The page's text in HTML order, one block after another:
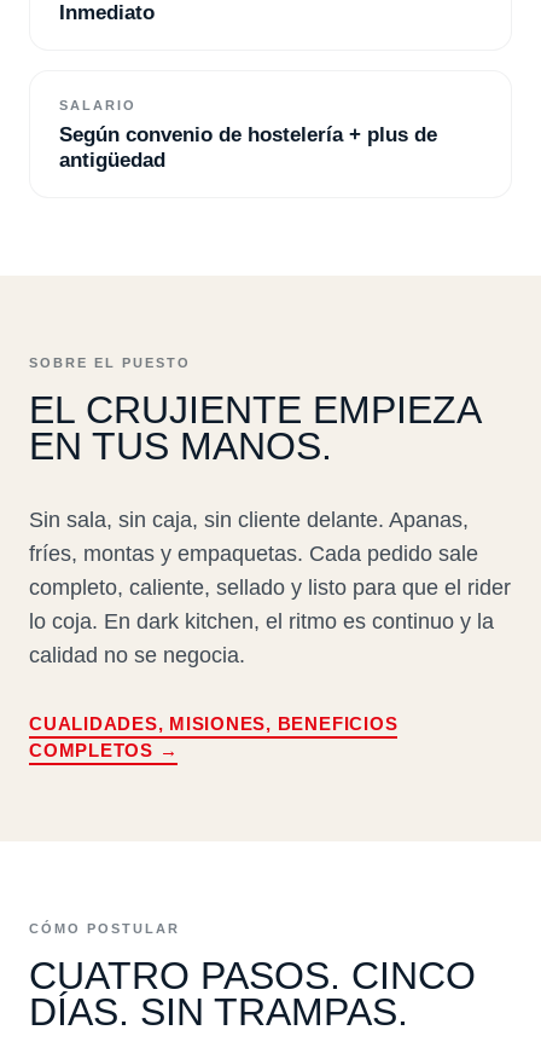
Inmediato
SALARIO
Según convenio de hostelería + plus de
antigüedad
SOBRE EL PUESTO
EL CRUJIENTE EMPIEZA
EN TUS MANOS.
Sin sala, sin caja, sin cliente delante. Apanas,
fríes, montas y empaquetas. Cada pedido sale
completo, caliente, sellado y listo para que el rider
lo coja. En dark kitchen, el ritmo es continuo y la
calidad no se negocia.
CUALIDADES, MISIONES, BENEFICIOS
COMPLETOS →
CÓMO POSTULAR
CUATRO PASOS. CINCO
DÍAS. SIN TRAMPAS.